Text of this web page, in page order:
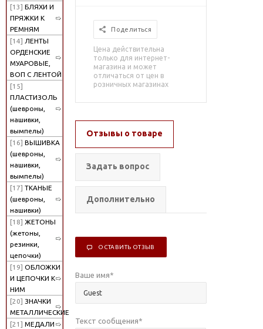
[13] БЛЯХИ И
ПРЯЖКИ К
РЕМНЯМ
[14] ЛЕНТЫ
ОРДЕНСКИЕ
МУАРОВЫЕ,
ВОП С ЛЕНТОЙ
[15]
ПЛАСТИЗОЛЬ
(шевроны,
нашивки,
вымпелы)
[16] ВЫШИВКА
(шевроны,
нашивки,
вымпелы)
[17] ТКАНЫЕ
(шевроны,
нашивки)
[18] ЖЕТОНЫ
(жетоны,
резинки,
цепочки)
[19] ОБЛОЖКИ
И ЦЕПОЧКИ К
НИМ
[20] ЗНАЧКИ
МЕТАЛЛИЧЕСКИЕ
[21] МЕДАЛИ
Поделиться
Цена действительна
только для интернет-
магазина и может
отличаться от цен в
розничных магазинах
Отзывы о товаре
Задать вопрос
Дополнительно
ОСТАВИТЬ ОТЗЫВ
Ваше имя*
Текст сообщения*